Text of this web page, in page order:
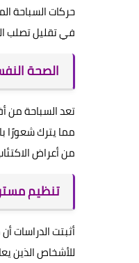
حركات السباحة
في تقليل تصلب
الصحة
تعد السباحة من
مما يترك شعورًا
من أعراض
تنظيم
للأشخاص الذين